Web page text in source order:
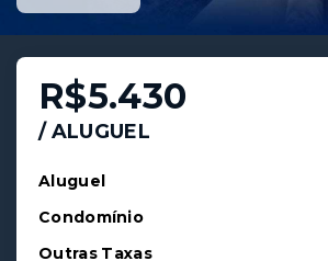
R$5.430
/ALUGUEL
Aluguel
Condomínio
Outras Taxas